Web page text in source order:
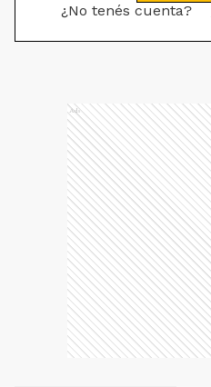
¿No tenés cuenta?
Ads